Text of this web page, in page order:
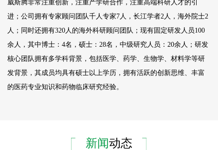
威斯腾非常注重创新，注重产学研合作，注重高端科研人才的引
进；公司拥有专家顾问团队千人专家7人，长江学者2人，海外院士2
人；同时还拥有320人的海外科研顾问团队；现有固定研发人员100
余人，其中博士：4名，硕士：28名，中级研究人员：20余人；研发
核心团队拥有多学科背景，包括医学、药学、生物学、材料学等研
发背景，其成员均具有硕士以上学历，拥有活跃的创新思维、丰富
的医药专业知识和药物临床研究经验。
新闻动态